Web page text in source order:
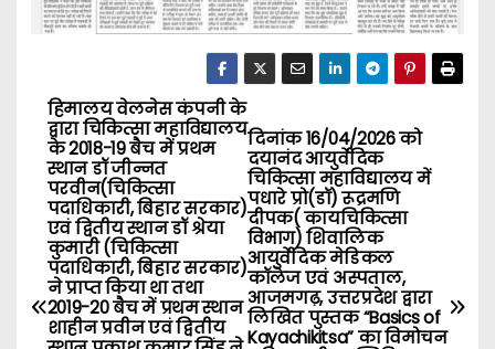
P
o
s
n
दिनांक 16/04/2026 को
दयानंद आयुर्वेदिक
चिकित्सा महाविद्यालय में
पधारे प्रो(डॉ) रूद्रमणि
दीपक( कायचिकित्सा
विभाग) शिवालिक
आयुर्वेदिक मेडिकल
कॉलेज एवं अस्पताल,
आजमगढ़, उत्तरप्रदेश द्वारा
लिखित पुस्तक “Basics of
Kayachikitsa” का विमोचन
हिमालय वेलनेस कंपनी के
द्वारा चिकित्सा महाविद्यालय
के 2018-19 बैच में प्रथम
स्थान डॉ जीन्नत
परवीन(चिकित्सा
पदाधिकारी, बिहार सरकार)
एवं द्वितीय स्थान डॉ श्रेया
कुमारी (चिकित्सा
पदाधिकारी, बिहार सरकार)
ने प्राप्त किया था तथा
2019-20 बैच में प्रथम स्थान
शाहीन प्रवीन एवं द्वितीय